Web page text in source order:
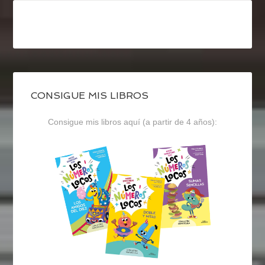
CONSIGUE MIS LIBROS
Consigue mis libros aquí (a partir de 4 años):